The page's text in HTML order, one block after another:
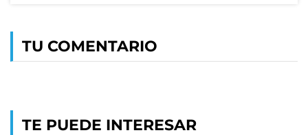
TU COMENTARIO
TE PUEDE INTERESAR